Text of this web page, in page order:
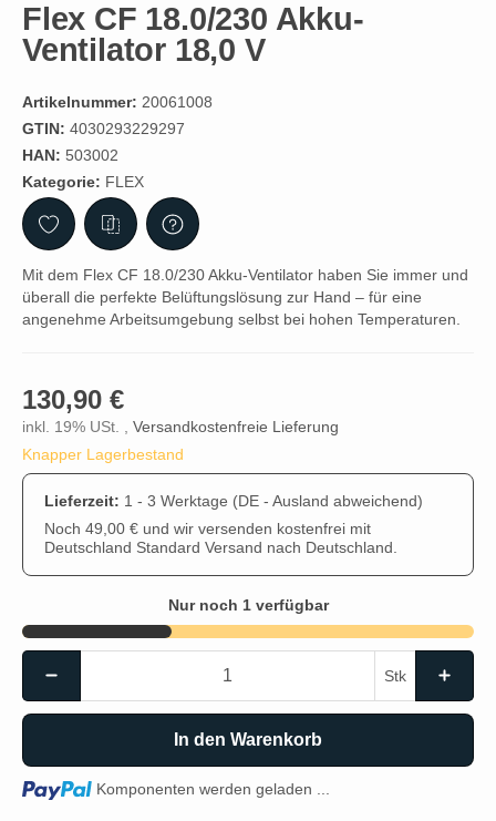
Flex CF 18.0/230 Akku-
Ventilator 18,0 V
Artikelnummer: 20061008
GTIN: 4030293229297
HAN: 503002
Kategorie: FLEX
Mit dem Flex CF 18.0/230 Akku-Ventilator haben Sie immer und
überall die perfekte Belüftungslösung zur Hand – für eine
angenehme Arbeitsumgebung selbst bei hohen Temperaturen.
130,90 €
inkl. 19% USt. , Versandkostenfreie Lieferung
Knapper Lagerbestand
Lieferzeit: 1 - 3 Werktage (DE - Ausland abweichend)
Noch 49,00 € und wir versenden kostenfrei mit
Deutschland Standard Versand nach Deutschland.
Nur noch 1 verfügbar
Stk
In den Warenkorb
Loading... Komponenten werden geladen ...